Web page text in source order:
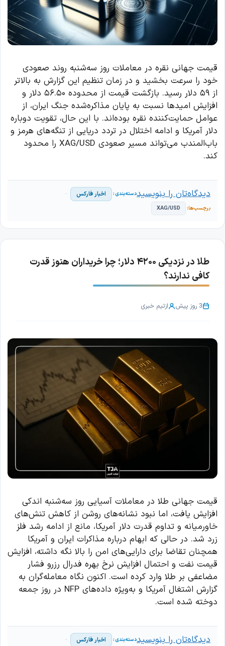
قیمت جهانی نقره در معاملات روز سه‌شنبه روند صعودی
خود را سرعت بخشید و در زمان تنظیم این گزارش به بالاتر
از ۵۹ دلار رسید. بازگشت قیمت از محدوده ۵۶.۵۰ دلار و
افزایش امیدها نسبت به پایان مذاکره‌شده جنگ ایران، از
عوامل حمایت‌کننده نقره بوده‌اند. با این حال، تقویت دوباره
دلار آمریکا و ادامه اختلال در تردد دریایی از تنگه‌های هرمز و
باب‌المندب می‌تواند مسیر صعودی XAG/USD را محدود
کند.
اخبار فارکس
XAG/USD
دیدگاه‌تان را بنویسید
طلا در نزدیکی ۴۲۰۰ دلار؛ چرا خریداران هنوز قدرت
کافی ندارند؟
3 روز پیش ازتیم خبری
قیمت جهانی طلا در معاملات آسیایی روز سه‌شنبه اندکی
افزایش یافت، اما نبود نشانه‌های روشن از کاهش تنش‌های
خاورمیانه و تداوم قدرت دلار آمریکا، مانع از ادامه رشد فلز
زرد شد. در حالی که ابهام درباره مذاکرات ایران و آمریکا
همچنان تقاضا برای دارایی‌های امن را بالا نگه داشته، افزایش
قیمت نفت و احتمال افزایش نرخ بهره فدرال رزرو فشار
مضاعفی بر طلا وارد کرده است. اکنون نگاه معامله‌گران به
گزارش اشتغال آمریکا و به‌ویژه داده‌های NFP در روز جمعه
دوخته شده است.
اخبار فارکس دیدگاه‌تان را بنویسید